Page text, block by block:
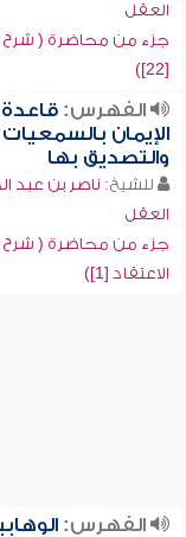
العقل
جزء من محاضرة ( شرح
[22])
الفهرس:قاعدة
الإيمان بالسمعيات
والتصديق بها
للشيخ: ناصر بن عبد
العقل
جزء من محاضرة ( شرح
الاعتقاد [1])
الفهرس: